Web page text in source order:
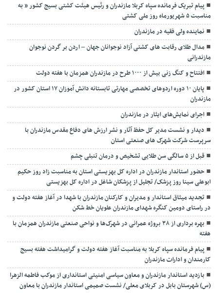
پیام تبریک فرمانده سپاه کربلا مازندران و رئیس هیئت کشتی بسیج کشور ” به
مناسبت ۵ شهریورماه روز ملی کشتی
نماينده ولی فقیه در مازندران
مدال طلای رقابت های کشتی آزاد نوجوانان جهان – اردن بر گردن نوجوان
مازندرانی
افتتاح و کنگ زنی بیش از ۱۰۰۰ طرح در مازندران همزمان با هفته دولت
پایان ۱۰ دوره اردوهای تخصصی مهارتی تابستانه دانش آموزان ۱۷ استان کشور در
مازندران
اجرای نمایش‌های ایثار در مازندران
دیدار و نشست مدیر کل حفظ آثار و نشر ارزش های دفاع مقدس مازندران با
سرپرست شرکت شهرک های صنعتی استان
قبل از ۵ سالگی سن طلایی تشخیص و درمان تنبلی چشم
حضور استاندار مازندران در اداره کل بهزیستی استان به مناسبت زاد روز حکیم
ابوعلی سینا روز پزشک/ تجلیل از پزشکان شاغل در اداره کل بهزیستی
تجدید میثاق استاندار و مدیران و کارکنان مازندران با شهدا در آغاز هفته دولت و
در راستای دومین کنگره شهدای مازندران علویان خط شکن
بهره برداری از ۳۸ بروژه عمرانی در شهرک‌ها و نواحی صنعتی مازندران همزمان با
هفته
پیام فرمانده سپاه کربلا به مناسبت آغاز هفته دولت و گرامیداشت هفته بسیج
کارمندان و ادارات مازندران
بازدید استاندار مازندران و معاون سیاسی امنیتی استانداری از موکب فاطمه الزهرا
(س) شهرستان بابل در کربلای معلی/ نشست صمیمی استاندار مازندران با معاون